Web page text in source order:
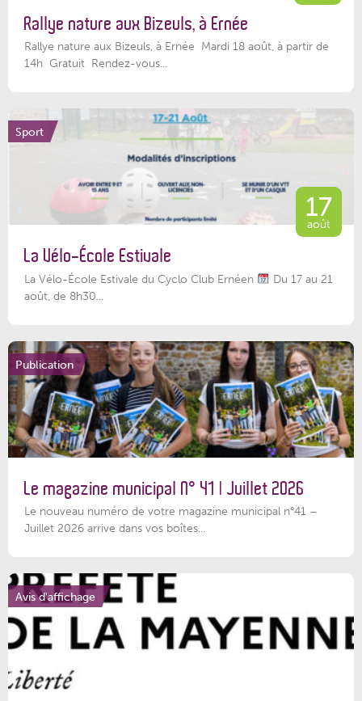
Rallye nature aux Bizeuls, à Ernée
Rallye nature aux Bizeuls, à Ernée Mardi 18 août, à partir de
14h Gratuit Rendez-vous...
Sport
17
août
La Vélo-École Estivale
La Vélo-École Estivale du Cyclo Club Ernéen
Du 17 au 21
août, de 8h30...
Publication
Le magazine municipal N° 41 | Juillet 2026
Le nouveau numéro de votre magazine municipal n°41 –
Juillet 2026 arrive dans vos boîtes...
Avis d'affichage